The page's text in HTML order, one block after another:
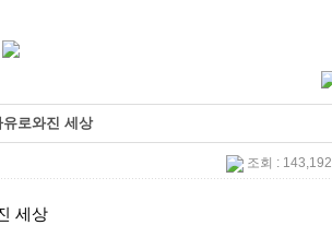
로와진 세상
조회 : 143,192
세상